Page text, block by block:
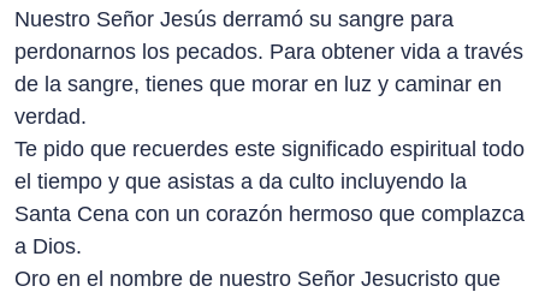
Nuestro Señor Jesús derramó su sangre para
perdonarnos los pecados. Para obtener vida a través
de la sangre, tienes que morar en luz y caminar en
verdad.
Te pido que recuerdes este significado espiritual todo
el tiempo y que asistas a da culto incluyendo la
Santa Cena con un corazón hermoso que complazca
a Dios.
Oro en el nombre de nuestro Señor Jesucristo que